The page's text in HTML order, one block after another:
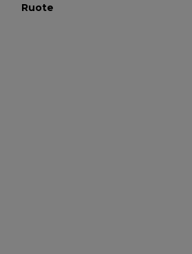
Ruote